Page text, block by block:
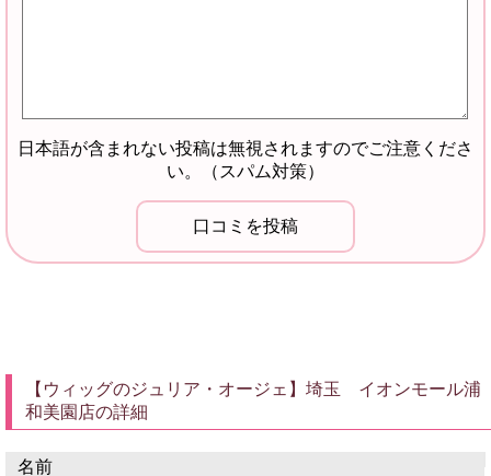
日本語が含まれない投稿は無視されますのでご注意くださ
い。（スパム対策）
【ウィッグのジュリア・オージェ】埼玉 イオンモール浦
和美園店の詳細
名前